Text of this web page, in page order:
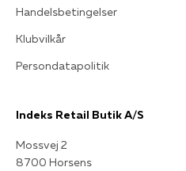
Handelsbetingelser
Klubvilkår
Persondatapolitik
Indeks Retail Butik A/S
Mossvej 2
8700 Horsens